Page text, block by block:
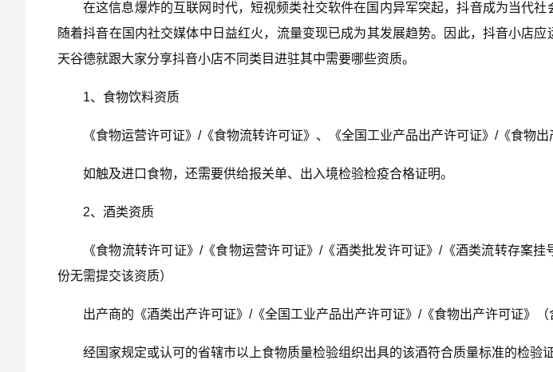
在这信息爆炸的互联网时代，短视频类社交软件在国内异军突起，抖音成为当代社
随着抖音在国内社交媒体中日益红火，流量变现已成为其发展趋势。因此，抖音小店
天谷德就跟大家分享抖音小店不同类目进驻其中需要哪些资质。
1、食物饮料资质
《食物运营许可证》/《食物流转许可证》、《全国工业产品出产许可证》/《食物出
如触及进口食物，还需要供给报关单、出入境检验检疫合格证明。
2、酒类资质
《食物流转许可证》/《食物运营许可证》/《酒类批发许可证》/《酒类流转存案
份无需提交该资质）
出产商的《酒类出产许可证》/《全国工业产品出产许可证》/《食物出产许可证》（
经国家规定或认可的省辖市以上食物质量检验组织出具的该酒符合质量标准的检验证